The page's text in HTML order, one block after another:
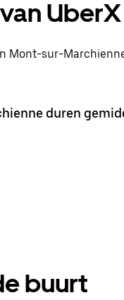
UberX
Mont-sur-
duren
buurt